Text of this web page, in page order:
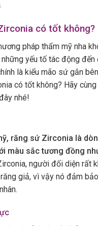
có tốt không?
pháp thẩm mỹ nha
yếu tố tác động đến
là kiểu mão sứ gắn
có tốt không? Hãy
nhé!
răng sứ Zirconia là
màu sắc tương đồng
người đối diện rất
giả, vì vậy nó đảm